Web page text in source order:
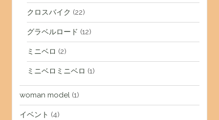
クロスバイク (22)
グラベルロード (12)
ミニベロ (2)
ミニベロミニベロ (1)
woman model(1)
イベント (4)